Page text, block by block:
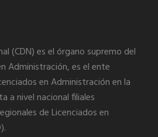
(CDN) es el órgano supremo del
Administración, es el ente
en Administración en la
a nivel nacional filiales
de Licenciados en